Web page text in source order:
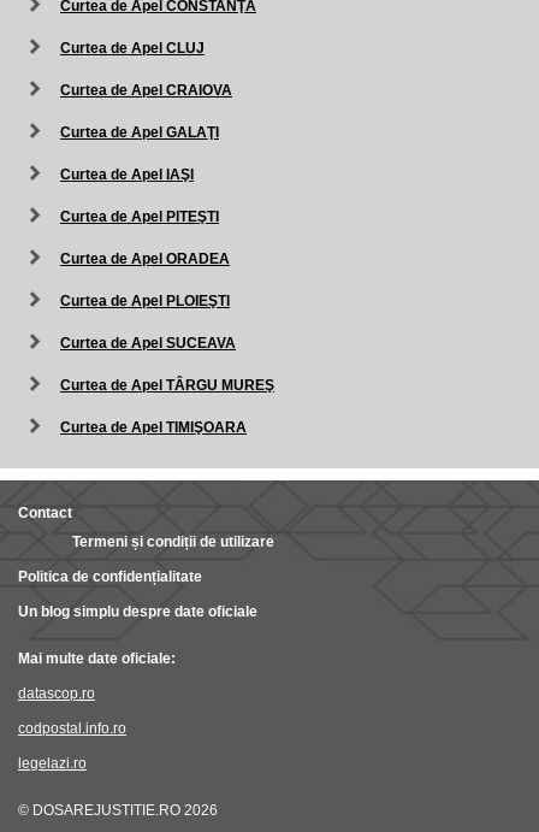
Curtea de Apel CONSTANŢA
Curtea de Apel CLUJ
Curtea de Apel CRAIOVA
Curtea de Apel GALAŢI
Curtea de Apel IAŞI
Curtea de Apel PITEŞTI
Curtea de Apel ORADEA
Curtea de Apel PLOIEŞTI
Curtea de Apel SUCEAVA
Curtea de Apel TÂRGU MUREŞ
Curtea de Apel TIMIŞOARA
Contact
Termeni și condiții de utilizare
Politica de confidențialitate
Un blog simplu despre date oficiale
Mai multe date oficiale:
datascop.ro
codpostal.info.ro
legelazi.ro
© DOSAREJUSTITIE.RO 2026